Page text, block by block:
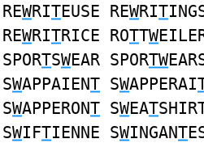
REWRITEUSE REWRIT
REWRITRICE ROTTW
SPORTSWEAR SPORTW
SWAPPAIENT SWAPPERAI
SWAPPERONT SWEAT
SWIFTIENNE SWINGANT